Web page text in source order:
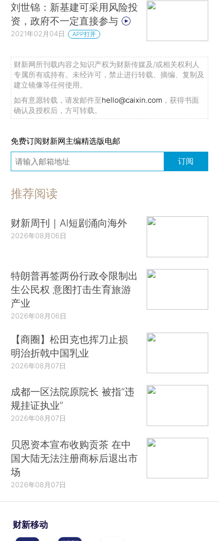
刘世锦：新基建可采用风险投
资，政府不一定直接参与
2021年02月04日 APP打开
财新网所刊载内容之知识产权为财新传媒及/或相关权利人
专属所有或持有。未经许可，禁止进行转载、摘编、复制及
建立镜像等任何使用。
如有意愿转载，请发邮件至hello@caixin.com ，获得书面
确认及授权后，方可转载。
免费订阅财新网主编精选版电邮
订阅
推荐阅读
财新周刊｜AI短剧涌向海外
2026年08月06日
特朗普再签两份行政令限制出
生公民权 意图打击生育旅游
产业
2026年08月06日
【商圈】松田克也挥刀止损
明治折戟中国乳业
2026年08月07日
成都一区法院原院长 被指“违
规挂证执业”
2026年08月07日
贝恩资本宣布收购贡茶 在中
国大陆无法注册商标后退出市
场
2026年08月07日
财新移动